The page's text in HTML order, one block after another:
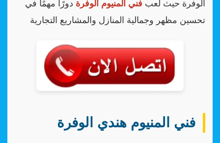
الوفرة حيث لعب فني المنيوم الوفرة دورًا مهمًا في
تحسين مظهر وجمالية المنازل والمشاريع التجارية
فني المنيوم هندي الوفرة